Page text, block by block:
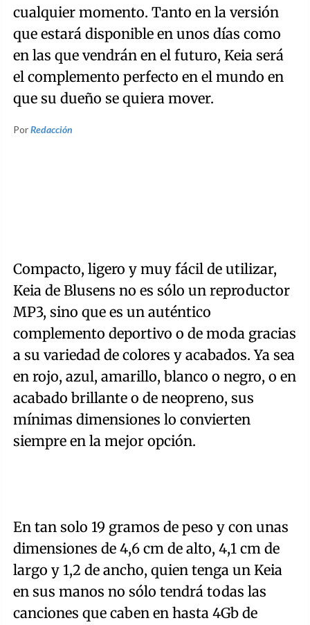
cualquier momento. Tanto en la versión
que estará disponible en unos días como
en las que vendrán en el futuro, Keia será
el complemento perfecto en el mundo en
que su dueño se quiera mover.
PorRedacción
Compacto, ligero y muy fácil de utilizar,
Keia de Blusens no es sólo un reproductor
MP3, sino que es un auténtico
complemento deportivo o de moda gracias
a su variedad de colores y acabados. Ya sea
en rojo, azul, amarillo, blanco o negro, o en
acabado brillante o de neopreno, sus
mínimas dimensiones lo convierten
siempre en la mejor opción.
En tan solo 19 gramos de peso y con unas
dimensiones de 4,6 cm de alto, 4,1 cm de
largo y 1,2 de ancho, quien tenga un Keia
en sus manos no sólo tendrá todas las
canciones que caben en hasta 4Gb de